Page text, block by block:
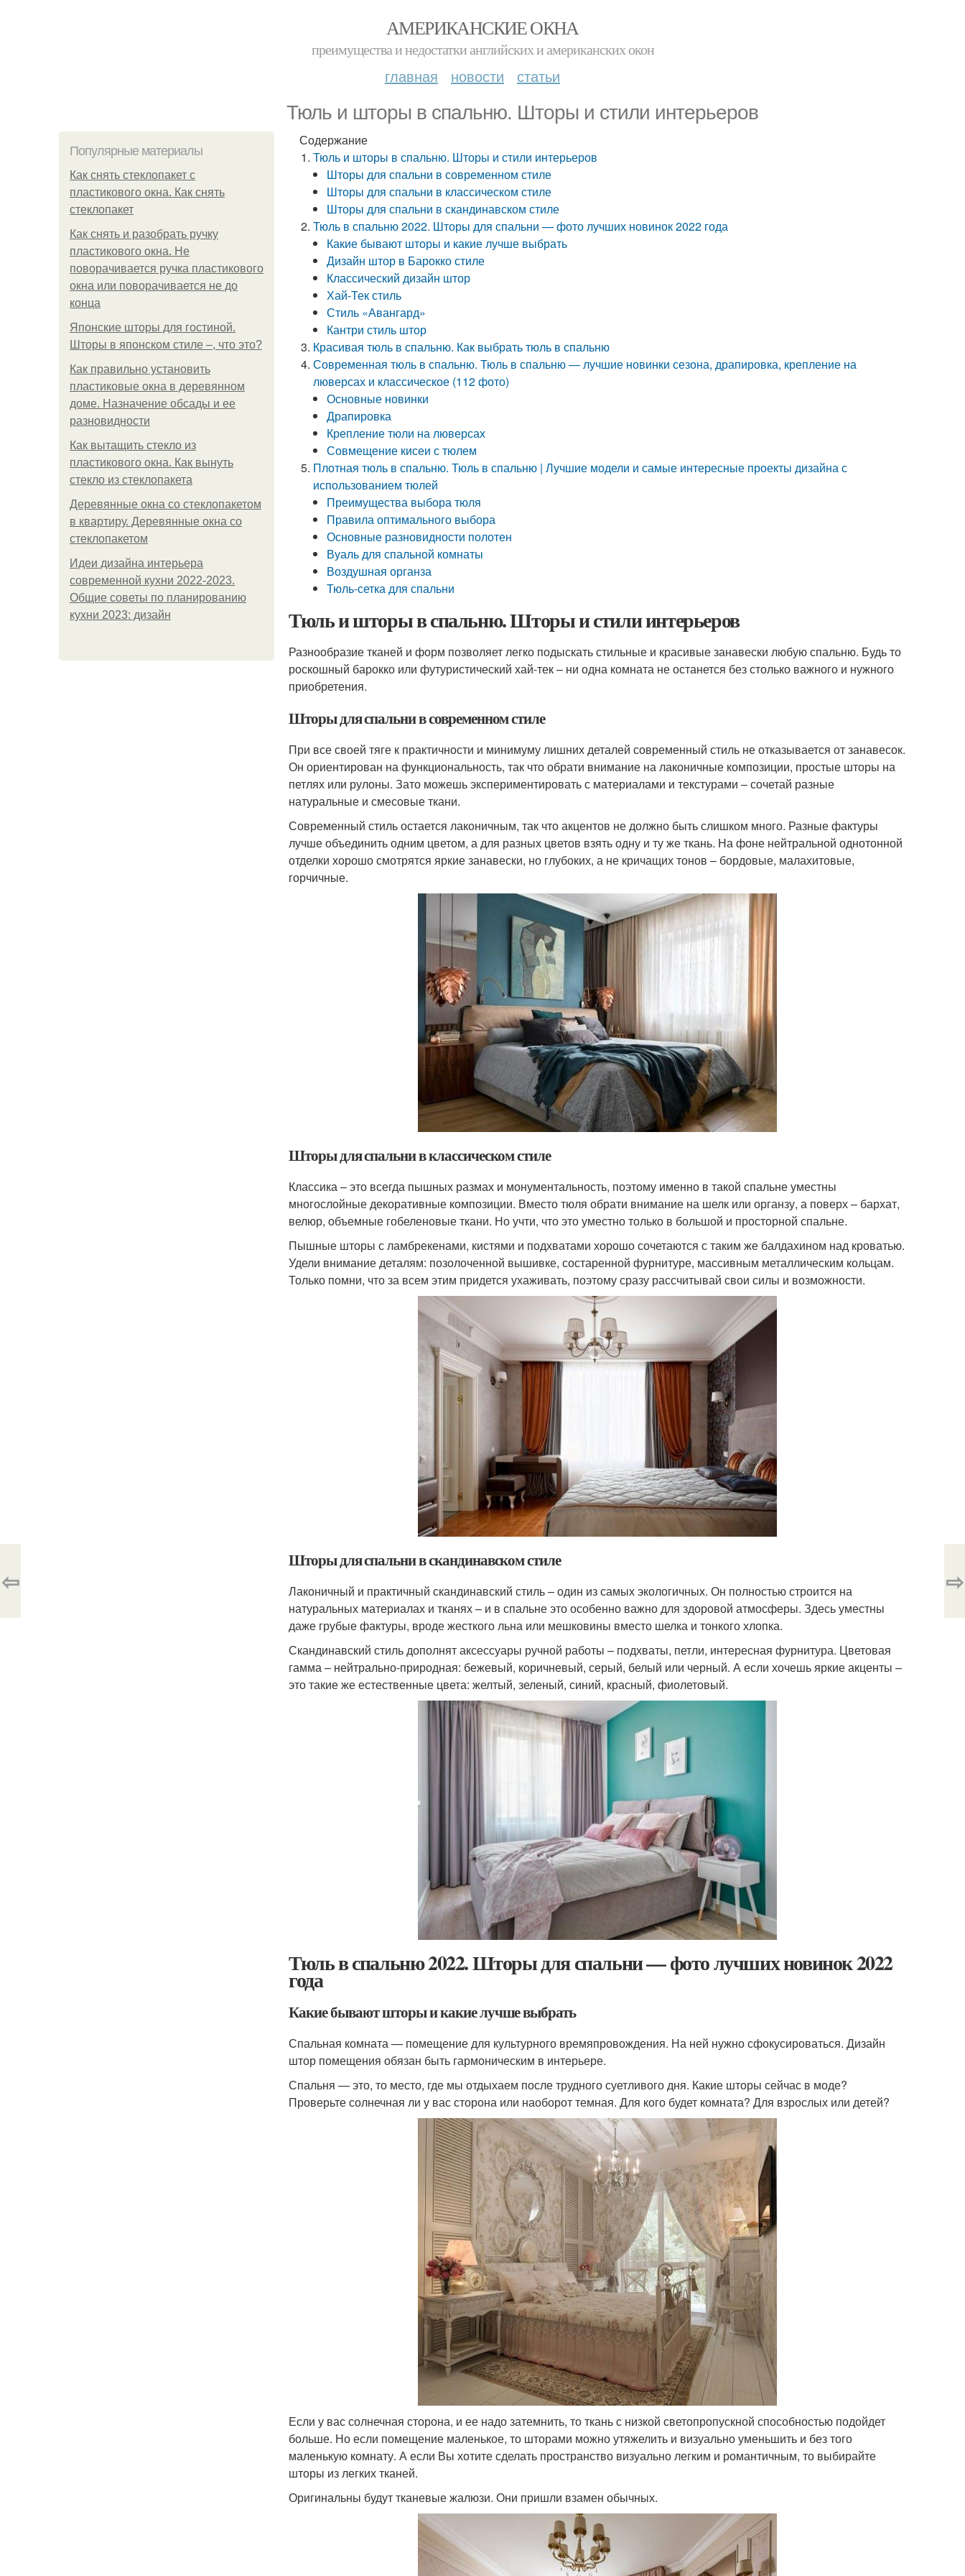
АМЕРИКАНСКИЕ ОКНА
преимущества и недостатки английских и американских окон
главная новости статьи
Тюль и шторы в спальню. Шторы и стили интерьеров
Популярные материалы
Как снять стеклопакет с
пластикового окна. Как снять
стеклопакет
Как снять и разобрать ручку
пластикового окна. Не
поворачивается ручка пластикового
окна или поворачивается не до
конца
Японские шторы для гостиной.
Шторы в японском стиле –, что это?
Как правильно установить
пластиковые окна в деревянном
доме. Назначение обсады и ее
разновидности
Как вытащить стекло из
пластикового окна. Как вынуть
стекло из стеклопакета
Деревянные окна со стеклопакетом
в квартиру. Деревянные окна со
стеклопакетом
Идеи дизайна интерьера
современной кухни 2022-2023.
Общие советы по планированию
кухни 2023: дизайн
Содержание
Тюль и шторы в спальню. Шторы и стили интерьеров
Шторы для спальни в современном стиле
Шторы для спальни в классическом стиле
Шторы для спальни в скандинавском стиле
Тюль в спальню 2022. Шторы для спальни — фото лучших новинок 2022 года
Какие бывают шторы и какие лучше выбрать
Дизайн штор в Барокко стиле
Классический дизайн штор
Хай-Тек стиль
Стиль «Авангард»
Кантри стиль штор
Красивая тюль в спальню. Как выбрать тюль в спальню
Современная тюль в спальню. Тюль в спальню — лучшие новинки сезона, драпировка, крепление на
люверсах и классическое (112 фото)
Основные новинки
Драпировка
Крепление тюли на люверсах
Совмещение кисеи с тюлем
Плотная тюль в спальню. Тюль в спальню | Лучшие модели и самые интересные проекты дизайна с
использованием тюлей
Преимущества выбора тюля
Правила оптимального выбора
Основные разновидности полотен
Вуаль для спальной комнаты
Воздушная органза
Тюль-сетка для спальни
Тюль и шторы в спальню. Шторы и стили интерьеров
Разнообразие тканей и форм позволяет легко подыскать стильные и красивые занавески любую спальню. Будь то
роскошный барокко или футуристический хай-тек – ни одна комната не останется без столько важного и нужного
приобретения.
Шторы для спальни в современном стиле
При все своей тяге к практичности и минимуму лишних деталей современный стиль не отказывается от занавесок.
Он ориентирован на функциональность, так что обрати внимание на лаконичные композиции, простые шторы на
петлях или рулоны. Зато можешь экспериментировать с материалами и текстурами – сочетай разные
натуральные и смесовые ткани.
Современный стиль остается лаконичным, так что акцентов не должно быть слишком много. Разные фактуры
лучше объединить одним цветом, а для разных цветов взять одну и ту же ткань. На фоне нейтральной однотонной
отделки хорошо смотрятся яркие занавески, но глубоких, а не кричащих тонов – бордовые, малахитовые,
горчичные.
Шторы для спальни в классическом стиле
Классика – это всегда пышных размах и монументальность, поэтому именно в такой спальне уместны
многослойные декоративные композиции. Вместо тюля обрати внимание на шелк или органзу, а поверх – бархат,
велюр, объемные гобеленовые ткани. Но учти, что это уместно только в большой и просторной спальне.
Пышные шторы с ламбрекенами, кистями и подхватами хорошо сочетаются с таким же балдахином над кроватью.
Удели внимание деталям: позолоченной вышивке, состаренной фурнитуре, массивным металлическим кольцам.
Только помни, что за всем этим придется ухаживать, поэтому сразу рассчитывай свои силы и возможности.
Шторы для спальни в скандинавском стиле
Лаконичный и практичный скандинавский стиль – один из самых экологичных. Он полностью строится на
натуральных материалах и тканях – и в спальне это особенно важно для здоровой атмосферы. Здесь уместны
даже грубые фактуры, вроде жесткого льна или мешковины вместо шелка и тонкого хлопка.
Скандинавский стиль дополнят аксессуары ручной работы – подхваты, петли, интересная фурнитура. Цветовая
гамма – нейтрально-природная: бежевый, коричневый, серый, белый или черный. А если хочешь яркие акценты –
это такие же естественные цвета: желтый, зеленый, синий, красный, фиолетовый.
Тюль в спальню 2022. Шторы для спальни — фото лучших новинок 2022
года
Какие бывают шторы и какие лучше выбрать
Спальная комната — помещение для культурного времяпровождения. На ней нужно сфокусироваться. Дизайн
штор помещения обязан быть гармоническим в интерьере.
Спальня — это, то место, где мы отдыхаем после трудного суетливого дня. Какие шторы сейчас в моде?
Проверьте солнечная ли у вас сторона или наоборот темная. Для кого будет комната? Для взрослых или детей?
Если у вас солнечная сторона, и ее надо затемнить, то ткань с низкой светопропускной способностью подойдет
больше. Но если помещение маленькое, то шторами можно утяжелить и визуально уменьшить и без того
маленькую комнату. А если Вы хотите сделать пространство визуально легким и романтичным, то выбирайте
шторы из легких тканей.
Оригинальны будут тканевые жалюзи. Они пришли взамен обычных.
⇦ ⇨